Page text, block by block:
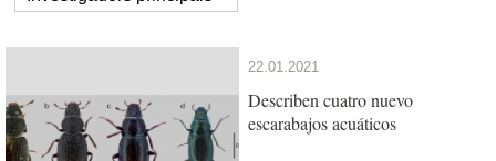
22.01.2021
Describen cuatro nuevo
escarabajos acuáticos